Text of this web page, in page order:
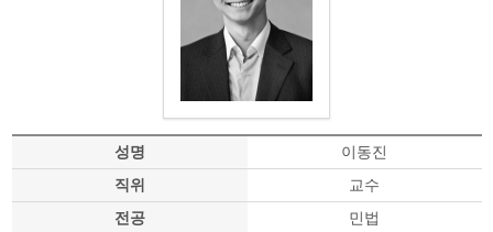
성명
이동진
직위
교수
전공
민법